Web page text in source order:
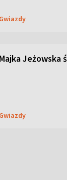
Gwiazdy
Majka Jeżowska
Gwiazdy